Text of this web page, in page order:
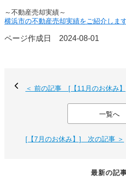
～不動産売却実績～
横浜市の不動産売却実績をご紹介しま
ページ作成日 2024-08-01
＜ 前の記事 [【11月のお休み
一覧へ
[【7月のお休み】] 次の記事 ＞
最新の記